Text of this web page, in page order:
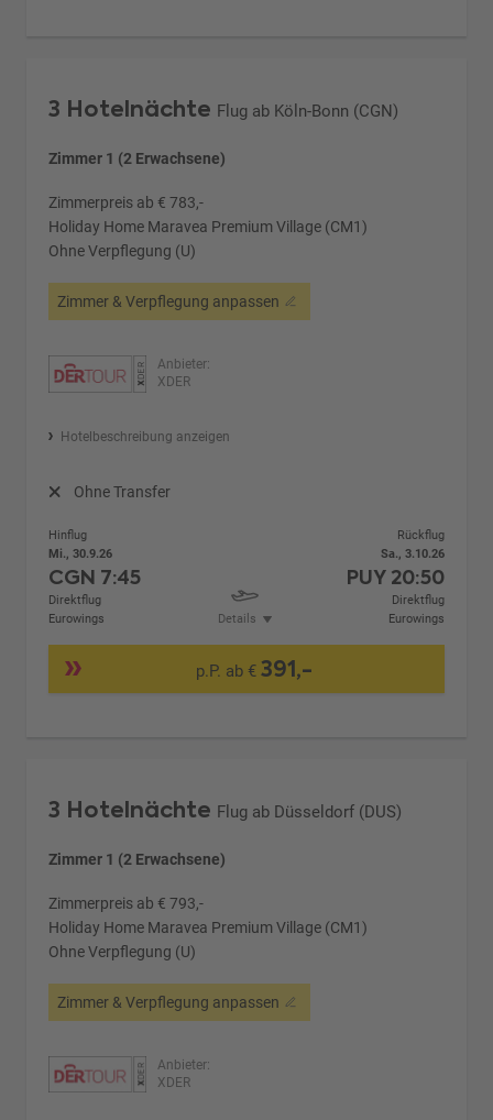
3 Hotelnächte Flug ab Köln-Bonn (CGN)
Zimmer 1 (2 Erwachsene)
Zimmerpreis ab € 783,-
Holiday Home Maravea Premium Village (CM1)
Ohne Verpflegung (U)
Zimmer & Verpflegung anpassen
Anbieter:
XDER
Hotelbeschreibung anzeigen
Ohne Transfer
Hinflug
Mi., 30.9.26
CGN 7:45
Direktflug
Eurowings
Details
Rückflug
Sa., 3.10.26
PUY 20:50
Direktflug
Eurowings
p.P. ab €391,-
3 Hotelnächte Flug ab Düsseldorf (DUS)
Zimmer 1 (2 Erwachsene)
Zimmerpreis ab € 793,-
Holiday Home Maravea Premium Village (CM1)
Ohne Verpflegung (U)
Zimmer & Verpflegung anpassen
Anbieter:
XDER